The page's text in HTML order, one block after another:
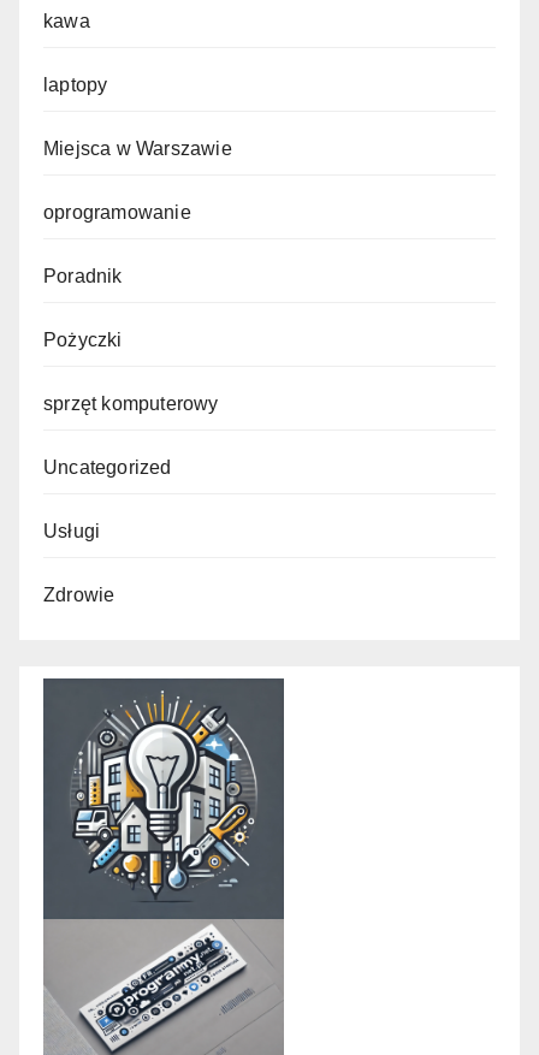
kawa
laptopy
Miejsca w Warszawie
oprogramowanie
Poradnik
Pożyczki
sprzęt komputerowy
Uncategorized
Usługi
Zdrowie